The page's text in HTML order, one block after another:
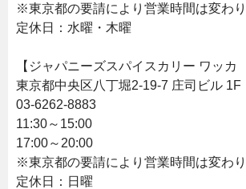
※東京都の要請により営業時間は変わ
定休日：水曜・木曜
【 ジャパニーズスパイスカリー ワッカ
東京都中央区八丁堀2-19-7 庄司ビル 1F
03-6262-8883
11:30～15:00
17:00～20:00
※東京都の要請により営業時間は変わ
定休日：日曜